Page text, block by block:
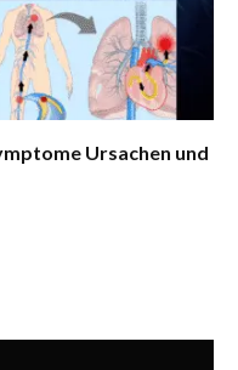
Ursachen und